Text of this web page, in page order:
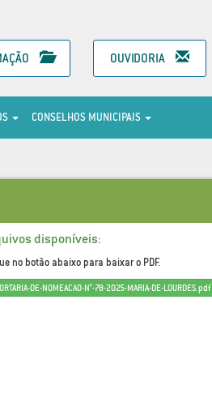
OUVIDORIA
CONSELHOS MUNICIPAIS
disponíveis:
no botão abaixo para baixar o PDF.
DE-NOMEACAO-N°-78-2025-MARIA-DE-LOURDES.pdf